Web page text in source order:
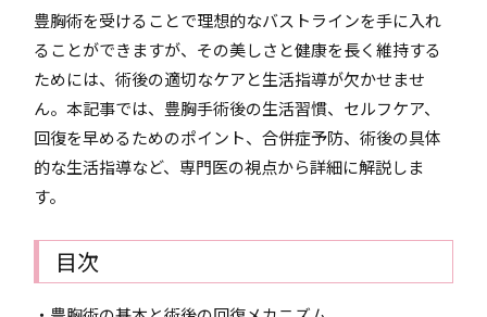
豊胸術を受けることで理想的なバストラインを手に入れ
ることができますが、その美しさと健康を長く維持する
ためには、術後の適切なケアと生活指導が欠かせませ
ん。本記事では、豊胸手術後の生活習慣、セルフケア、
回復を早めるためのポイント、合併症予防、術後の具体
的な生活指導など、専門医の視点から詳細に解説しま
す。
目次